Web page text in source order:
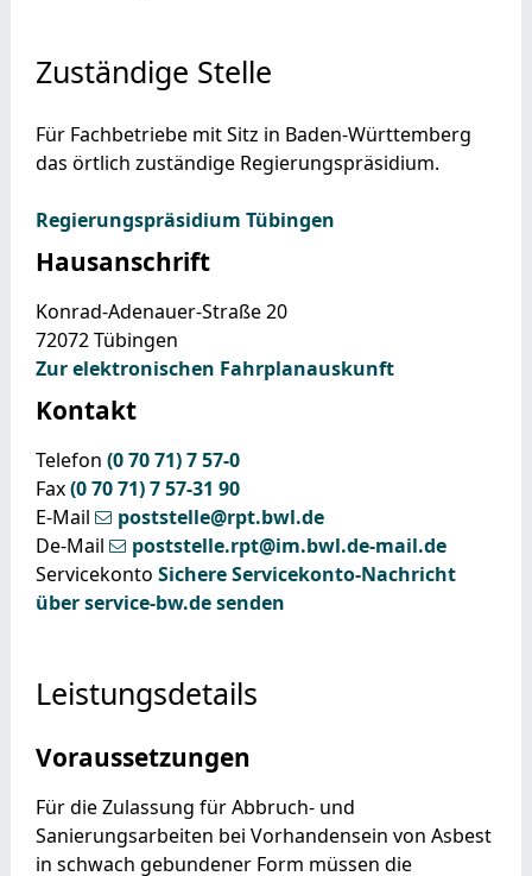
Zuständige Stelle
Für Fachbetriebe mit Sitz in Baden-Württemberg
das örtlich zuständige Regierungspräsidium.
Regierungspräsidium Tübingen
Hausanschrift
Konrad-Adenauer-Straße 20
72072Tübingen
Zur elektronischen Fahrplanauskunft
Kontakt
Telefon (07071) 757-0
Fax(07071) 757-31 90
E-Mail
poststelle@rpt.bwl.de
De-Mail
poststelle.rpt@im.bwl.de-mail.de
Servicekonto Sichere Servicekonto-Nachricht
über service-bw.de senden
Leistungsdetails
Voraussetzungen
Für die Zulassung für Abbruch- und
Sanierungsarbeiten bei Vorhandensein von Asbest
in schwach gebundener Form müssen die